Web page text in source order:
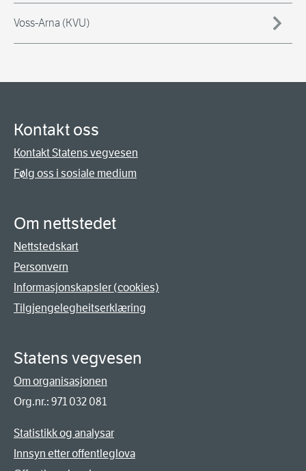
Voss-Arna (KVU)
Kontakt oss
Kontakt Statens vegvesen
Følg oss i sosiale medium
Om nettstedet
Nettstedskart
Personvern
Informasjonskapsler (cookies)
Tilgjengelegheitserklæring
Statens vegvesen
Om organisasjonen
Org.nr.: 971 032 081
Statistikk og analysar
Innsyn etter offentleglova